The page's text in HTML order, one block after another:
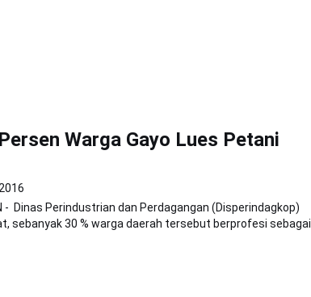
Warga Gayo Lues Petani
- Dinas Perindustrian dan Perdagangan (Disperindagkop)
sebanyak 30 % warga daerah tersebut berprofesi sebagai